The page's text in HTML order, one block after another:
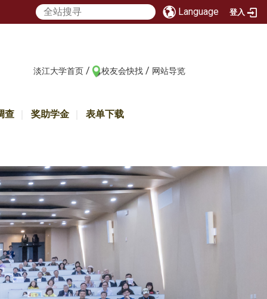
Language 登入
淡江大学首页 / 校友会快找 / 网站导览
查 奖助学金 表单下载